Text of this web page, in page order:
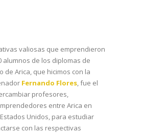
valiosas que emprendieron
alumnos de los diplomas de
de Arica, que hicimos con la
Fernando Flores, fue el
profesores,
entre Arica en
Unidos, para estudiar
con las respectivas